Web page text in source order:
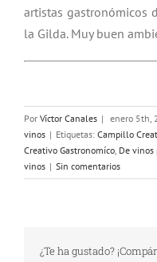
artistas gastronómicos
la Gilda. Muy buen
Por Víctor Canales | enero 5th,
vinos | Etiquetas: Campillo
Creativo Gastronomíco, De vinos
vinos | Sin comentarios
¿Te ha gustado?